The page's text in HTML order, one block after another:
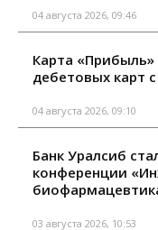
04 августа 2026, 09:46
Карта
дебетовых карт
04 августа 2026, 09:10
Банк Уралсиб
конференции
03 августа 2026, 10:53